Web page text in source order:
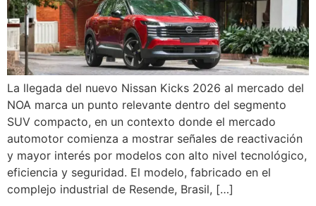
La llegada del nuevo Nissan Kicks 2026 al mercado del
NOA marca un punto relevante dentro del segmento
SUV compacto, en un contexto donde el mercado
automotor comienza a mostrar señales de reactivación
y mayor interés por modelos con alto nivel tecnológico,
eficiencia y seguridad. El modelo, fabricado en el
complejo industrial de Resende, Brasil, […]